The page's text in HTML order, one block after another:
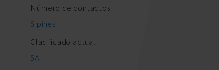
Número de contactos
5 pines
Clasificado actual
5A